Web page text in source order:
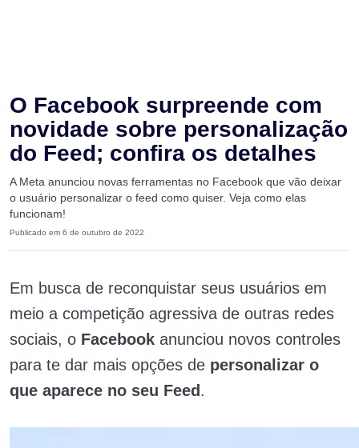
O Facebook surpreende com
novidade sobre personalização
do Feed; confira os detalhes
A Meta anunciou novas ferramentas no Facebook que vão deixar
o usuário personalizar o feed como quiser. Veja como elas
funcionam!
Publicado em 6 de outubro de 2022
Em busca de reconquistar seus usuários em
meio a competição agressiva de outras redes
sociais, o Facebook anunciou novos controles
para te dar mais opções de personalizar o
que aparece no seu Feed .